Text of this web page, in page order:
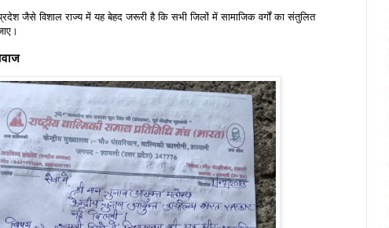
जैसे विशाल राज्य में यह बेहद जरूरी है कि सभी जिलों में सामाजिक वर्गों का संतुलित